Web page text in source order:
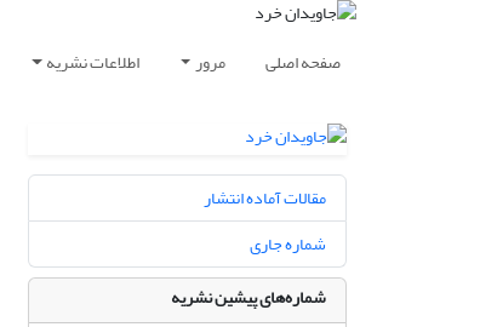
صفحه اصلی مرور اطلاعات نشریه
مقالات آماده انتشار
شماره جاری
شماره‌های پیشین نشریه